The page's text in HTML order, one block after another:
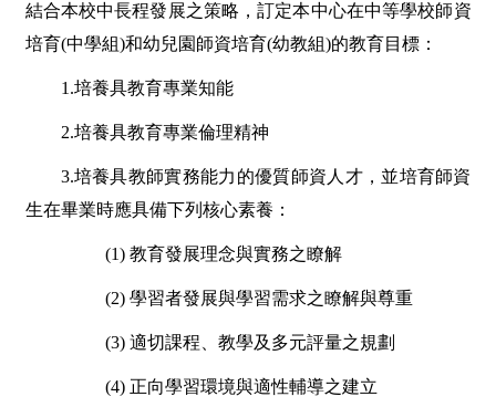
結合本校中長程發展之策略，訂定本中心在中等學校師資
培育(中學組)和幼兒園師資培育(幼教組)的教育目標：
1.培養具教育專業知能
2.培養具教育專業倫理精神
3.培養具教師實務能力的優質師資人才，並培育師資
生在畢業時應具備下列核心素養：
(1) 教育發展理念與實務之瞭解
(2) 學習者發展與學習需求之瞭解與尊重
(3) 適切課程、教學及多元評量之規劃
(4) 正向學習環境與適性輔導之建立